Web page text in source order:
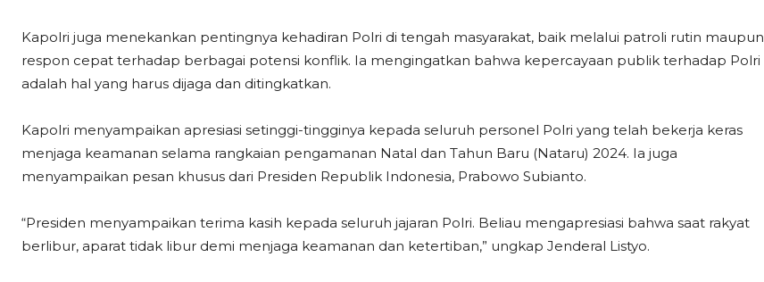
Kapolri juga menekankan pentingnya kehadiran Polri di tengah masyarakat, baik melalui patroli rutin maupun
respon cepat terhadap berbagai potensi konflik. Ia mengingatkan bahwa kepercayaan publik terhadap Polri
adalah hal yang harus dijaga dan ditingkatkan.
Kapolri menyampaikan apresiasi setinggi-tingginya kepada seluruh personel Polri yang telah bekerja keras
menjaga keamanan selama rangkaian pengamanan Natal dan Tahun Baru (Nataru) 2024. Ia juga
menyampaikan pesan khusus dari Presiden Republik Indonesia, Prabowo Subianto.
“Presiden menyampaikan terima kasih kepada seluruh jajaran Polri. Beliau mengapresiasi bahwa saat rakyat
berlibur, aparat tidak libur demi menjaga keamanan dan ketertiban,” ungkap Jenderal Listyo.